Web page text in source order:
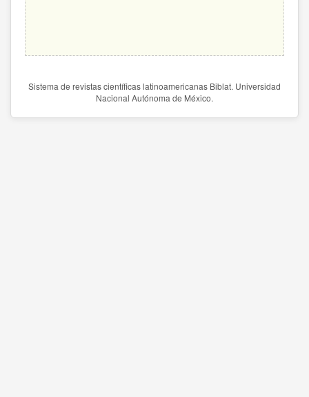
Sistema de revistas científicas latinoamericanas Biblat. Universidad
Nacional Autónoma de México.